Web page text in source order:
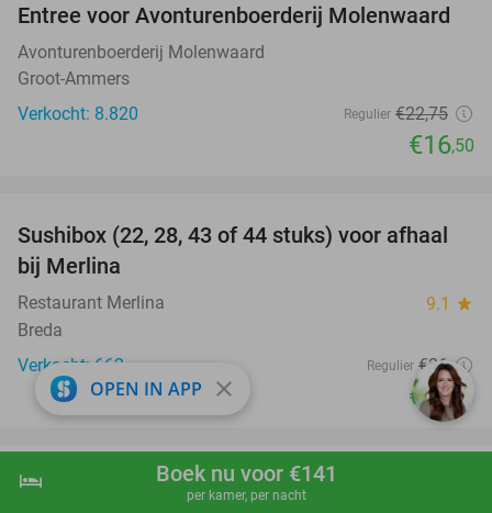
shopping_cart Boek nu
hotel Boek nu voor €141
per kamer, per nacht
27%
Entree voor Avonturenboerderij Molenwaard
Avonturenboerderij Molenwaard
Groot-Ammers
Verkocht: 8.820
Regulier €22,75
€16,50
40%
Sushibox (22, 28, 43 of 44 stuks) voor afhaal
bij Merlina
Restaurant Merlina 9.1 star
Breda
Verkocht: 662
Regulier €26
€15,50
Sportmassage (30 of 60 min)
OPEN IN APP close